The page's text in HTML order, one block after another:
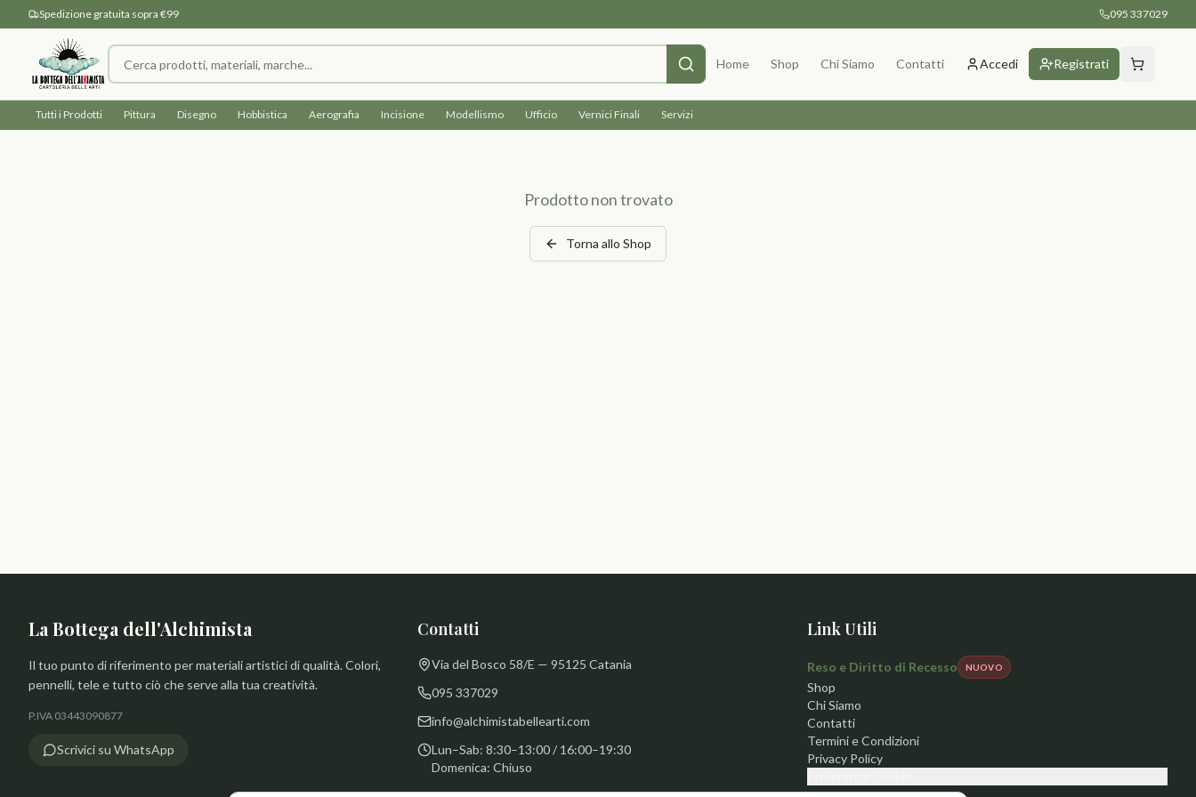
Spedizione gratuita sopra €99 095 337029
Home Shop Chi Siamo Contatti Accedi Registrati
Tutti i Prodotti Pittura Disegno Hobbistica Aerografia Incisione Modellismo Ufficio Vernici Finali Servizi
Prodotto non trovato
Torna allo Shop
La Bottega dell'Alchimista
Il tuo punto di riferimento per materiali artistici di qualità. Colori,
pennelli, tele e tutto ciò che serve alla tua creatività.
P.IVA 03443090877
Scrivici su WhatsApp
Contatti
Via del Bosco 58/E — 95125 Catania
095 337029
info@alchimistabellearti.com
Lun–Sab: 8:30–13:00 / 16:00–19:30
Domenica: Chiuso
Link Utili
Reso e Diritto di Recesso NUOVO
Shop
Chi Siamo
Contatti
Termini e Condizioni
Privacy Policy